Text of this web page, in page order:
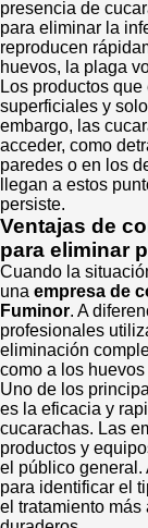
presencia de
para eliminar la
reproducen
huevos, la plaga
Los productos
superficiales y
embargo, las
acceder, como
paredes o en los
llegan a estos
persiste.
Ventajas de
para eliminar
Cuando la
una empresa de
Fuminor. A
profesionales
eliminación
como a los
Uno de los
es la eficacia y
cucarachas. Las
productos y
el público general.
para identificar el
el tratamiento